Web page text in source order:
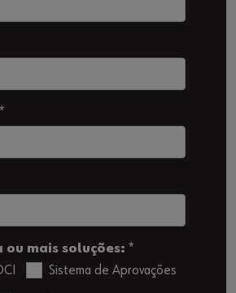
*
ou mais soluções: *
Sistema de Aprovações